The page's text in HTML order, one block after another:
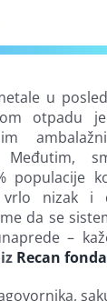
u
otpadu
Međutim,
populacije
vrlo nizak i
da se
–
Recan